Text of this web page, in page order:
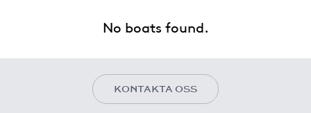
No boats found.
KONTAKTA OSS